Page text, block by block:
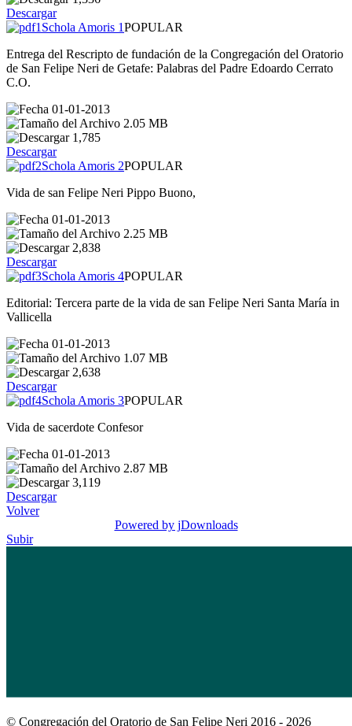
Descargar
Schola Amoris 1POPULAR
Entrega del Rescripto de fundación de la Congregación del Oratorio
de San Felipe Neri de Getafe: Palabras del Padre Edoardo Cerrato
C.O.
01-01-2013
2.05 MB
1,785
Descargar
Schola Amoris 2POPULAR
Vida de san Felipe Neri Pippo Buono,
01-01-2013
2.25 MB
2,838
Descargar
Schola Amoris 4POPULAR
Editorial: Tercera parte de la vida de san Felipe Neri Santa María in
Vallicella
01-01-2013
1.07 MB
2,638
Descargar
Schola Amoris 3POPULAR
Vida de sacerdote Confesor
01-01-2013
2.87 MB
3,119
Descargar
Volver
Powered by jDownloads
Subir
© Congregación del Oratorio de San Felipe Neri 2016 - 2026